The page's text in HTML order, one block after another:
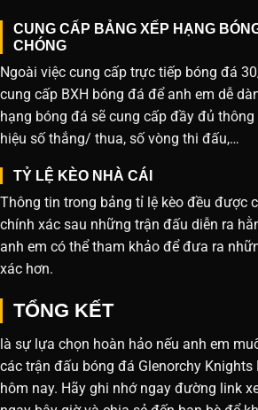
CUNG CẤP BẢNG XẾP HẠNG
CHÓNG
Ngoài việc cung cấp trực tiếp bóng đá
cung cấp BXH bóng đá để anh em dễ
hạng bóng đá sẽ cung cấp đầy đủ
hiệu số thắng/ thua, số vòng thi đấu,…
TỶ LỆ KÈO NHÀ CÁI
Thông tin trong bảng tỉ lệ kèo đều được
chính xác sau những trận đấu diễn ra
anh em có thể tham khảo để đưa ra
xác hơn.
TỔNG KẾT
là sự lựa chọn hoàn hảo nếu anh em
các trận đấu bóng đá Glenorchy Knights
hôm nay. Hãy ghi nhớ ngay đường link